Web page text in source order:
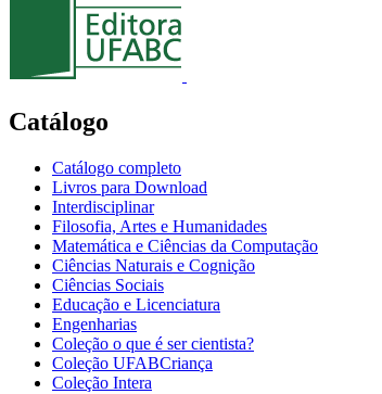
Catálogo
Catálogo completo
Livros para Download
Interdisciplinar
Filosofia, Artes e Humanidades
Matemática e Ciências da Computação
Ciências Naturais e Cognição
Ciências Sociais
Educação e Licenciatura
Engenharias
Coleção o que é ser cientista?
Coleção UFABCriança
Coleção Intera